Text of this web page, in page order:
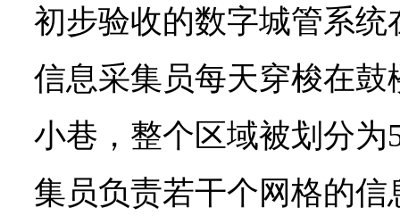
初步验收的数字城管系统
信息采集员每天穿梭在
小巷，整个区域被划分为
集员负责若干个网格的